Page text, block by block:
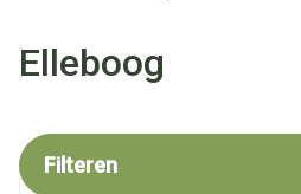
Elleboog
Filteren